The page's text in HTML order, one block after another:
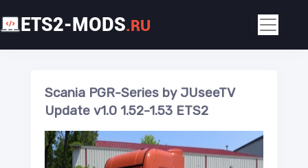
ETS2-MODS.RU
Scania PGR-Series by JUseeTV
Update v1.0 1.52-1.53 ETS2